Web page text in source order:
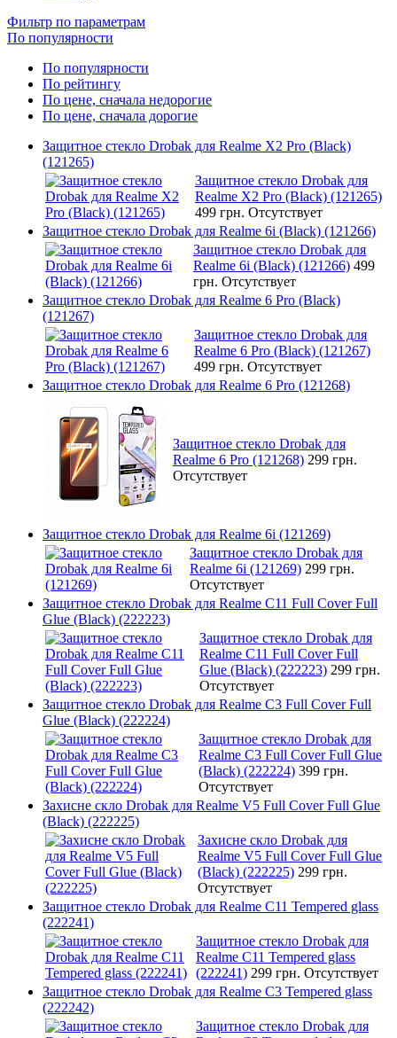
Фильтр по параметрам
По популярности
По популярности
По рейтингу
По цене, сначала недорогие
По цене, сначала дорогие
Защитное стекло Drobak для Realme X2 Pro (Black)
(121265)
Защитное стекло Drobak для
Realme X2 Pro (Black) (121265)
499 грн. Отсутствует
Защитное стекло Drobak для Realme 6i (Black) (121266)
Защитное стекло Drobak для
Realme 6i (Black) (121266) 499
грн. Отсутствует
Защитное стекло Drobak для Realme 6 Pro (Black)
(121267)
Защитное стекло Drobak для
Realme 6 Pro (Black) (121267)
499 грн. Отсутствует
Защитное стекло Drobak для Realme 6 Pro (121268)
Защитное стекло Drobak для
Realme 6 Pro (121268) 299 грн.
Отсутствует
Защитное стекло Drobak для Realme 6i (121269)
Защитное стекло Drobak для
Realme 6i (121269) 299 грн.
Отсутствует
Защитное стекло Drobak для Realme C11 Full Cover Full
Glue (Black) (222223)
Защитное стекло Drobak для
Realme C11 Full Cover Full
Glue (Black) (222223) 299 грн.
Отсутствует
Защитное стекло Drobak для Realme C3 Full Cover Full
Glue (Black) (222224)
Защитное стекло Drobak для
Realme C3 Full Cover Full Glue
(Black) (222224) 399 грн.
Отсутствует
Захисне скло Drobak для Realme V5 Full Cover Full Glue
(Black) (222225)
Захисне скло Drobak для
Realme V5 Full Cover Full Glue
(Black) (222225) 299 грн.
Отсутствует
Защитное стекло Drobak для Realme C11 Tempered glass
(222241)
Защитное стекло Drobak для
Realme C11 Tempered glass
(222241) 299 грн. Отсутствует
Защитное стекло Drobak для Realme C3 Tempered glass
(222242)
Защитное стекло Drobak для